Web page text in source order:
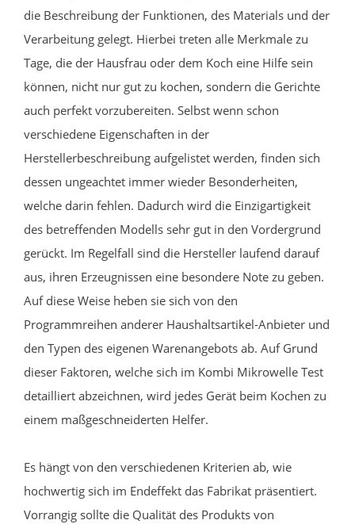
die Beschreibung der Funktionen, des Materials und der
Verarbeitung gelegt. Hierbei treten alle Merkmale zu
Tage, die der Hausfrau oder dem Koch eine Hilfe sein
können, nicht nur gut zu kochen, sondern die Gerichte
auch perfekt vorzubereiten. Selbst wenn schon
verschiedene Eigenschaften in der
Herstellerbeschreibung aufgelistet werden, finden sich
dessen ungeachtet immer wieder Besonderheiten,
welche darin fehlen. Dadurch wird die Einzigartigkeit
des betreffenden Modells sehr gut in den Vordergrund
gerückt. Im Regelfall sind die Hersteller laufend darauf
aus, ihren Erzeugnissen eine besondere Note zu geben.
Auf diese Weise heben sie sich von den
Programmreihen anderer Haushaltsartikel-Anbieter und
den Typen des eigenen Warenangebots ab. Auf Grund
dieser Faktoren, welche sich im Kombi Mikrowelle Test
detailliert abzeichnen, wird jedes Gerät beim Kochen zu
einem maßgeschneiderten Helfer.
Es hängt von den verschiedenen Kriterien ab, wie
hochwertig sich im Endeffekt das Fabrikat präsentiert.
Vorrangig sollte die Qualität des Produkts von